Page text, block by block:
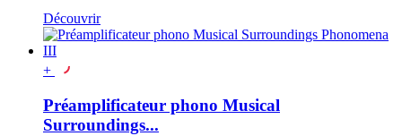
Découvrir
+
Préamplificateur phono Musical
Surroundings...